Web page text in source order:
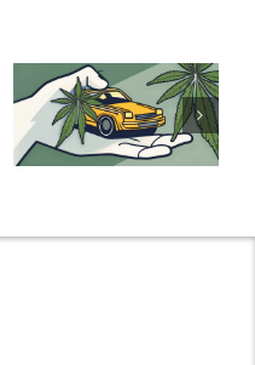
Cannabis
Samen
kaufen: Alles
was Sie